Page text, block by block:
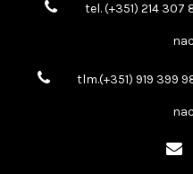
tel. (+351) 214
tlm.(+351) 919 399